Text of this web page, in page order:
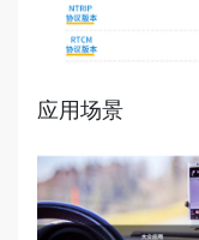
应用场景